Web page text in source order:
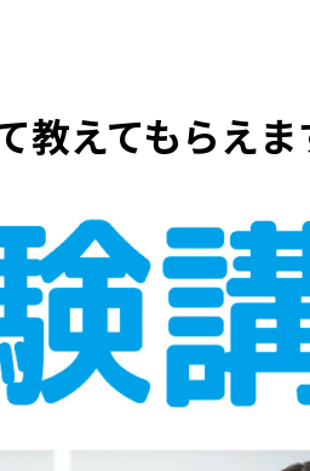
教えてもらえま